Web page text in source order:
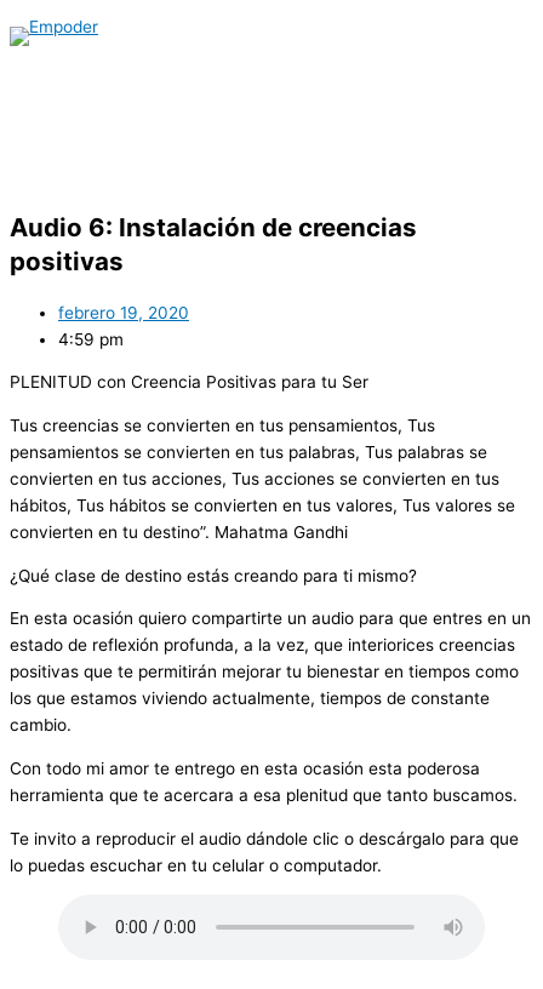
al
principal
Audio 6: Instalación de creencias
positivas
febrero 19, 2020
4:59 pm
PLENITUD con Creencia Positivas para tu Ser
Tus creencias se convierten en tus pensamientos, Tus
pensamientos se convierten en tus palabras, Tus palabras se
convierten en tus acciones, Tus acciones se convierten en tus
hábitos, Tus hábitos se convierten en tus valores, Tus valores se
convierten en tu destino”. Mahatma Gandhi
¿Qué clase de destino estás creando para ti mismo?
En esta ocasión quiero compartirte un audio para que entres en un
estado de reflexión profunda, a la vez, que interiorices creencias
positivas que te permitirán mejorar tu bienestar en tiempos como
los que estamos viviendo actualmente, tiempos de constante
cambio.
Con todo mi amor te entrego en esta ocasión esta poderosa
herramienta que te acercara a esa plenitud que tanto buscamos.
Te invito a reproducir el audio dándole clic o descárgalo para que
lo puedas escuchar en tu celular o computador.
por: